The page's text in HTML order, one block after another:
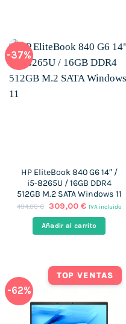
-37%
HP EliteBook 840 G6 14″ /
i5-8265U / 16GB DDR4
512GB M.2 SATA Windows 11
494,00€ El
original
era:
309,00 €El
actual
es:
IVA incluido
Añadir al carrito
-62%
TOP VENTAS